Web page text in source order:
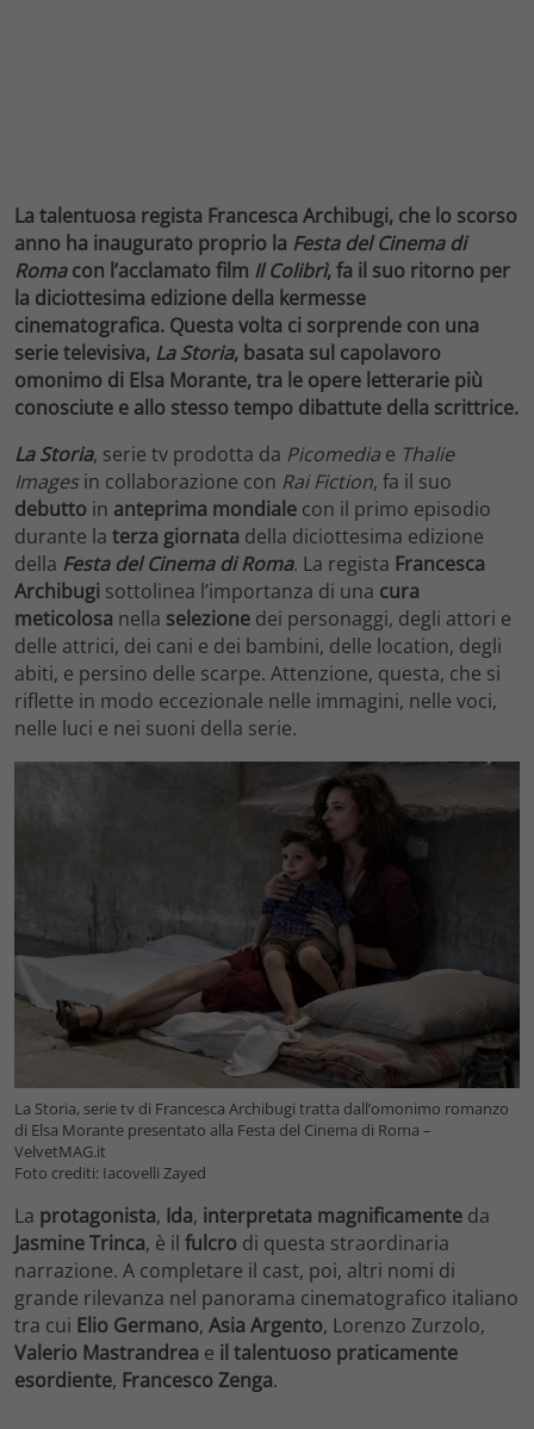
La talentuosa regista Francesca Archibugi, che lo scorso
anno ha inaugurato proprio la Festa del Cinema di
Romacon l’acclamato film Il Colibrì, fa il suo ritorno per
la diciottesima edizione della kermesse
cinematografica. Questa volta ci sorprende con una
serie televisiva, La Storia, basata sul capolavoro
omonimo di Elsa Morante, tra le opere letterarie più
conosciute e allo stesso tempo dibattute della scrittrice.
La Storia, serie tv prodotta da Picomedia e Thalie
Images in collaborazione con Rai Fiction, fa il suo
debutto in anteprima mondiale con il primo episodio
durante la terza giornata della diciottesima edizione
della Festa del Cinema di Roma. La regista Francesca
Archibugi sottolinea l’importanza di una cura
meticolosa nella selezione dei personaggi, degli attori e
delle attrici, dei cani e dei bambini, delle location, degli
abiti, e persino delle scarpe. Attenzione, questa, che si
riflette in modo eccezionale nelle immagini, nelle voci,
nelle luci e nei suoni della serie.
La Storia, serie tv di Francesca Archibugi tratta dall’omonimo romanzo
di Elsa Morante presentato alla Festa del Cinema di Roma –
VelvetMAG.it
Foto crediti: Iacovelli Zayed
La protagonista, Ida, interpretata magnificamente da
Jasmine Trinca, è il fulcro di questa straordinaria
narrazione. A completare il cast, poi, altri nomi di
grande rilevanza nel panorama cinematografico italiano
tra cui Elio Germano, Asia Argento, Lorenzo Zurzolo,
Valerio Mastrandrea e il talentuoso praticamente
esordiente, Francesco Zenga.